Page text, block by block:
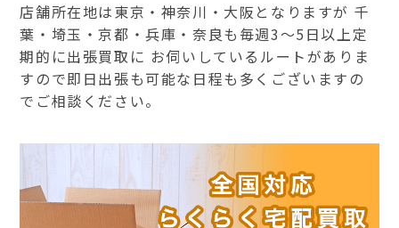
店舗所在地は東京・神奈川・大阪となりますが 千
葉・埼玉・京都・兵庫・奈良も毎週3～5日以上定
期的に出張買取に お伺いしているルートがありま
すので即日出張も可能な日程も多くございますの
でご相談ください。